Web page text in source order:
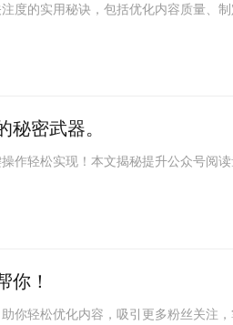
度的实用秘诀，包括优化内容质量、
密武器。
作轻松实现！本文揭秘提升公众号阅读
你！
你轻松优化内容，吸引更多粉丝关注，